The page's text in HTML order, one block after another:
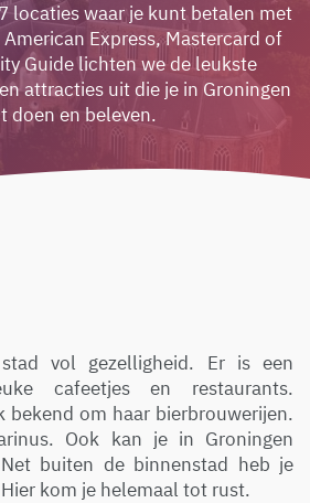
locaties waar je kunt betalen met
Express, Mastercard of
Guide lichten we de leukste
attracties uit die je in Groningen
doen en beleven.
vol gezelligheid. Er is een
cafeetjes en restaurants.
bekend om haar bierbrouwerijen.
Ook kan je in Groningen
buiten de binnenstad heb je
kom je helemaal tot rust.